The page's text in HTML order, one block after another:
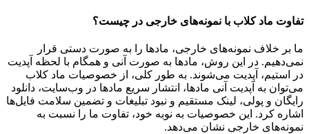
تفاوت ماد کلاب با نمونه‌های خارجی در چیست؟
ما بر خلاف نمونه‌های خارجی، مادها را به صورت دستی قرار
نمی‌دهیم. در این روش، مادها به صورت آنی و همگام با لحظه آپدیت
در استیم، آپدیت می‌شوند. به طور کلی، از خصوصیات ماد کلاب
می‌‌توان به آپدیت آنی مادها، انتشار سریع مادها در وب‌سایت، دانلود
رایگان و پولی، لینک مستقیم و نبود تبلیغات و تضمین سلامت فایل‌ها
اشاره کرد. این خصوصیات به نوبه خود، تفاوت ما را نسبت به
نمونه‌های خارجی نشان می‌دهد.